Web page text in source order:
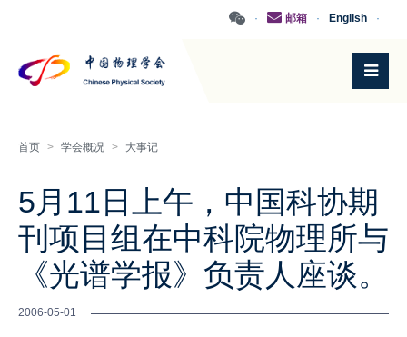
·
English
·
邮箱
·
首页 > 学会概况 > 大事记
5月11日上午，中国科协期
刊项目组在中科院物理所与
《光谱学报》负责人座谈。
2006-05-01